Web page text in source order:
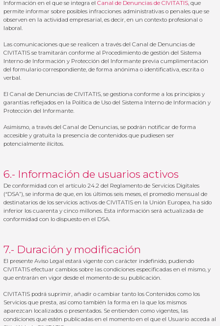
Información en el que se integra el Canal de Denuncias de CIVITATIS, que
permite informar sobre posibles infracciones administrativas o penales que se
observen en la actividad empresarial, es decir, en un contexto profesional o
laboral.
Las comunicaciones que se realicen a través del Canal de Denuncias de
CIVITATIS se tramitarán conforme al Procedimiento de gestión del Sistema
Interno de Información y Protección del Informante previa cumplimentación
del formulario correspondiente, de forma anónima o identificativa, escrita o
verbal.
El Canal de Denuncias de CIVITATIS, se gestiona conforme a los principios y
garantías reflejados en la Política de Uso del Sistema Interno de Información y
Protección del Informante.
Asimismo, a través del Canal de Denuncias, se podrán notificar de forma
accesible y gratuita la presencia de contenidos que pudiesen ser
potencialmente ilícitos.
6.- Información de usuarios activos
De conformidad con el artículo 24.2 del Reglamento de Servicios Digitales
(“DSA”), se informa de que, en los últimos seis meses, el promedio mensual de
destinatarios de los servicios activos de CIVITATIS en la Unión Europea, ha sido
inferior los cuarenta y cinco millones. Esta información será actualizada de
conformidad con lo dispuesto en el DSA.
7.- Duración y modificación
El presente Aviso Legal estará vigente con carácter indefinido, pudiendo
CIVITATIS efectuar cambios sobre las condiciones especificadas en el mismo, y
que entrarán en vigor desde el momento de su publicación.
CIVITATIS podrá suprimir, añadir o cambiar tanto los Contenidos como los
Servicios que presta, así como también la forma en la que los mismos
aparezcan localizados o presentados. Se entienden como vigentes, las
condiciones que estén publicadas en el momento en el que el Usuario acceda al